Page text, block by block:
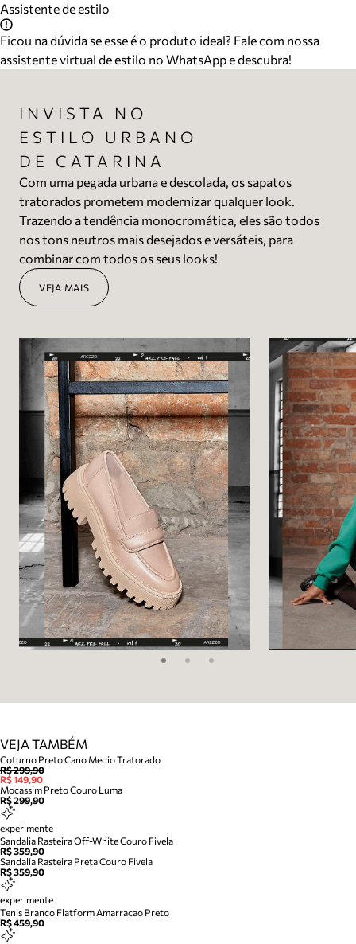
Assistente de estilo
Ficou na dúvida se esse é o produto ideal? Fale com nossa
assistente virtual de estilo no WhatsApp e descubra!
INVISTA NO
ESTILO URBANO
DE CATARINA
Com uma pegada urbana e descolada, os sapatos
tratorados prometem modernizar qualquer look.
Trazendo a tendência monocromática, eles são todos
nos tons neutros mais desejados e versáteis, para
combinar com todos os seus looks!
VEJA MAIS
VEJA TAMBÉM
Coturno Preto Cano Medio Tratorado
R$ 299,90
R$ 149,90
Mocassim Preto Couro Luma
R$ 299,90
experimente
Sandalia Rasteira Off-White Couro Fivela
R$ 359,90
Sandalia Rasteira Preta Couro Fivela
R$ 359,90
experimente
Tenis Branco Flatform Amarracao Preto
R$ 459,90